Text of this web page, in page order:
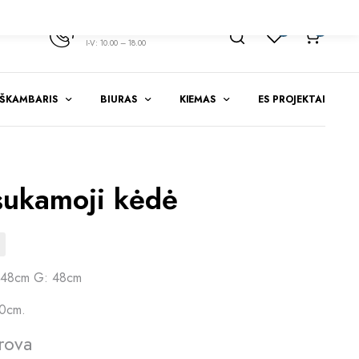
I-V: 10.00 – 18.00
BIURAS KIEMAS ES PROJEKTAI
kėdė
G: 48cm